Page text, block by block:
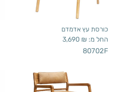
כורסת עץ אדמדם
החל מ: 3,690 ₪
80702F